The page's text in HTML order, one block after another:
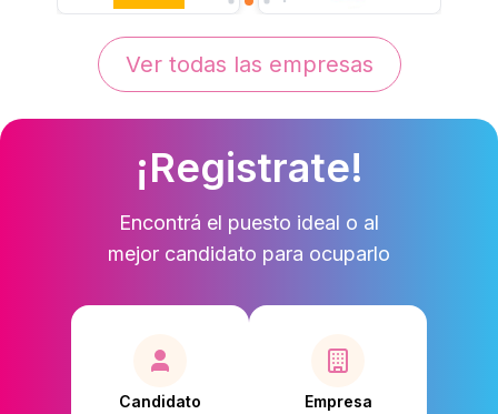
Ver todas las empresas
¡Registrate!
Encontrá el puesto ideal o al
mejor candidato para ocuparlo
Candidato
Empresa